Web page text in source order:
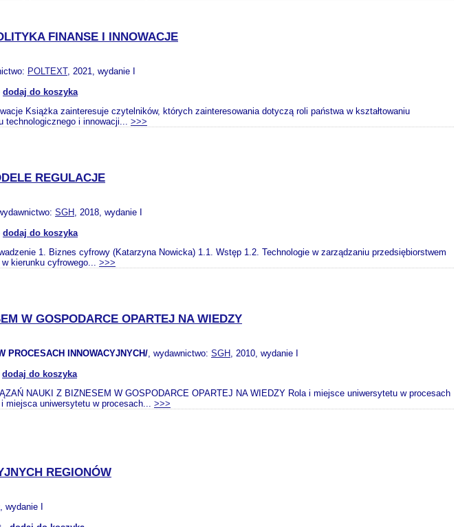
FINANSE I INNOWACJE
POLTEXT, 2021, wydanie I
dodaj do koszyka
Książka zainteresuje czytelników, których zainteresowania dotyczą roli państwa w kształtowaniu
technologicznego i innowacji... >>>
REGULACJE
SGH, 2018, wydanie I
dodaj do koszyka
1. Biznes cyfrowy (Katarzyna Nowicka) 1.1. Wstęp 1.2. Technologie w zarządzaniu przedsiębiorstwem
kierunku cyfrowego... >>>
W GOSPODARCE OPARTEJ NA WIEDZY
PROCESACH INNOWACYJNYCH/, wydawnictwo: SGH, 2010, wydanie I
dodaj do koszyka
NAUKI Z BIZNESEM W GOSPODARCE OPARTEJ NA WIEDZY Rola i miejsce uniwersytetu w procesach
miejsca uniwersytetu w procesach... >>>
REGIONÓW
wydanie I